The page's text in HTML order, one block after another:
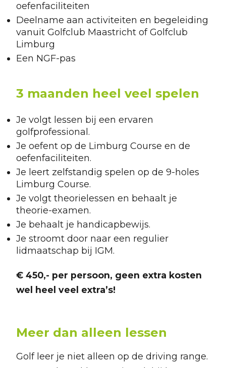
oefenfaciliteiten
Deelname aan activiteiten en begeleiding
vanuit Golfclub Maastricht of Golfclub
Limburg
Een NGF-pas
3 maanden heel veel spelen
Je volgt lessen bij een ervaren
golfprofessional.
Je oefent op de Limburg Course en de
oefenfaciliteiten.
Je leert zelfstandig spelen op de 9-holes
Limburg Course.
Je volgt theorielessen en behaalt je
theorie-examen.
Je behaalt je handicapbewijs.
Je stroomt door naar een regulier
lidmaatschap bij IGM.
€ 450,- per persoon, geen extra kosten
wel heel veel extra’s!
Meer dan alleen lessen
Golf leer je niet alleen op de driving range.